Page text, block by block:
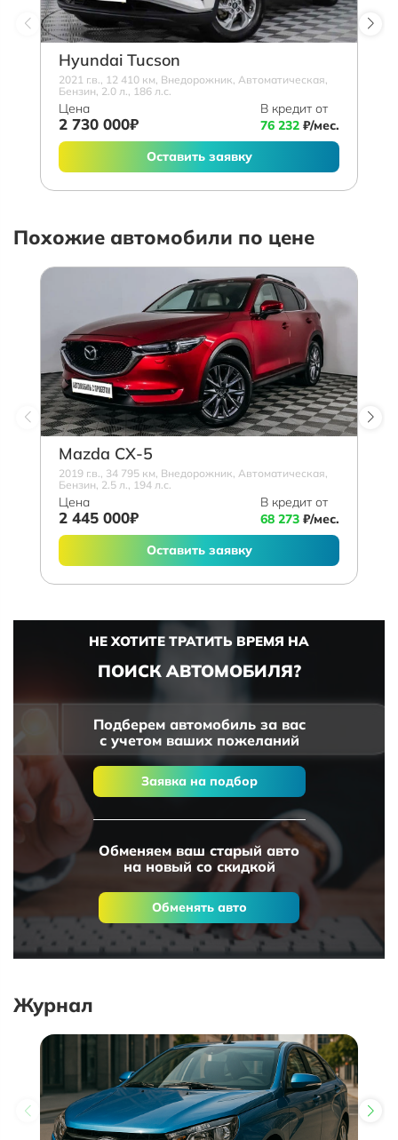
Hyundai Tucson
2021 г.в., 12 410 км, Внедорожник, Автоматическая,
Бензин, 2.0 л., 186 л.с.
Цена
2 730 000₽
В кредит от
76 232 ₽/мес.
Оставить заявку
Похожие автомобили по цене
Mazda СХ-5
2019 г.в., 34 795 км, Внедорожник, Автоматическая,
Бензин, 2.5 л., 194 л.с.
Цена
2 445 000₽
В кредит от
68 273 ₽/мес.
Оставить заявку
НЕ ХОТИТЕ ТРАТИТЬ ВРЕМЯ НА
ПОИСК АВТОМОБИЛЯ?
Подберем автомобиль за вас
с учетом ваших пожеланий
Заявка на подбор
Обменяем ваш старый авто
на новый со скидкой
Обменять авто
Журнал